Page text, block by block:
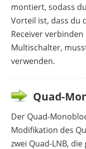
montiert, sodass
Vorteil ist, dass du
Receiver
Multischalter,
verwenden.
Quad-
Der Quad-
Modifikation des
zwei Quad-LNB,